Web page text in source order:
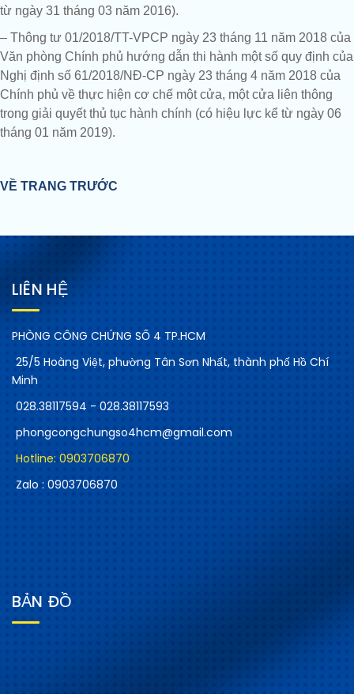
từ ngày 31 tháng 03 năm 2016).
– Thông tư 01/2018/TT-VPCP ngày 23 tháng 11 năm 2018 của
Văn phòng Chính phủ hướng dẫn thi hành một số quy định của
Nghị định số 61/2018/NĐ-CP ngày 23 tháng 4 năm 2018 của
Chính phủ về thực hiện cơ chế một cửa, một cửa liên thông
trong giải quyết thủ tục hành chính (có hiệu lực kể từ ngày 06
tháng 01 năm 2019).
VỀ TRANG TRƯỚC
LIÊN HỆ
PHÒNG CÔNG CHỨNG SỐ 4 TP.HCM
25/5 Hoàng Việt, phường Tân Sơn Nhất, thành phố Hồ Chí
Minh
028.38117594 - 028.38117593
phongcongchungso4hcm@gmail.com
Hotline: 0903706870
Zalo : 0903706870
BẢN ĐỒ